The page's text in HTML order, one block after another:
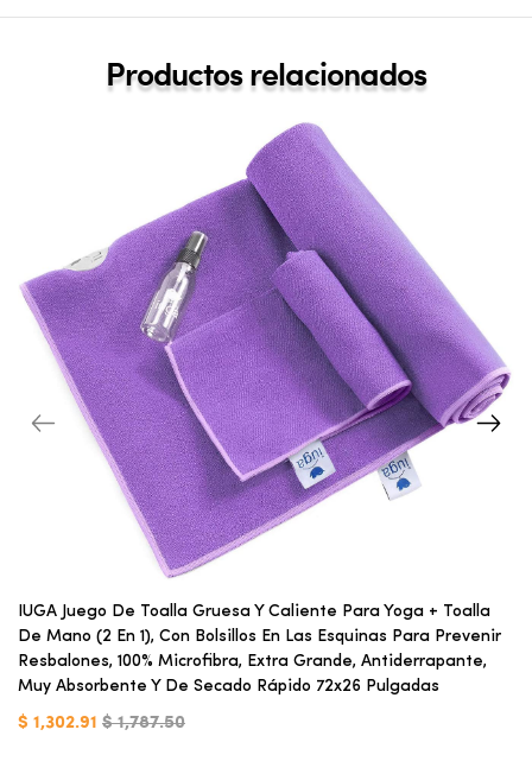
Productos relacionados
IUGA Juego De Toalla Gruesa Y Caliente Para Yoga + Toalla
De Mano (2 En 1), Con Bolsillos En Las Esquinas Para Prevenir
Resbalones, 100% Microfibra, Extra Grande, Antiderrapante,
Muy Absorbente Y De Secado Rápido 72x26 Pulgadas
$ 1,302.91 $ 1,787.50